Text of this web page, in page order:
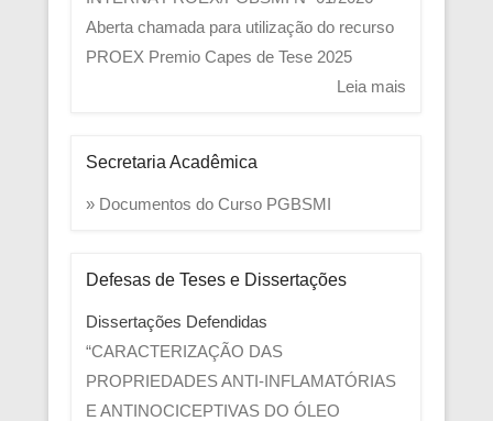
Aberta chamada para utilização do recurso
PROEX Premio Capes de Tese 2025
Leia mais
Secretaria Acadêmica
» Documentos do Curso PGBSMI
Defesas de Teses e Dissertações
Dissertações Defendidas
“CARACTERIZAÇÃO DAS
PROPRIEDADES ANTI-INFLAMATÓRIAS
E ANTINOCICEPTIVAS DO ÓLEO